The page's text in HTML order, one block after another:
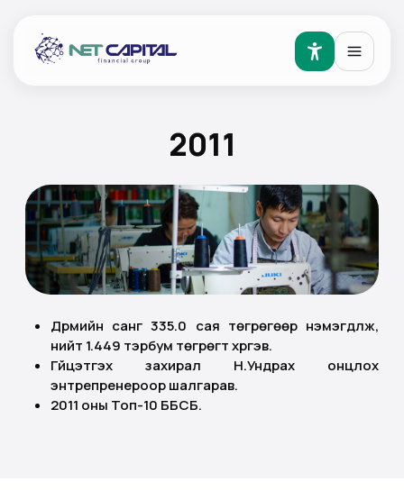
2011
Дүрмийн санг 335.0 сая төгрөгөөр нэмэгдүүлж,
нийт 1.449 тэрбум төгрөгт хүргэв.
Гүйцэтгэх захирал Н.Ундрах онцлох
энтрепренероор шалгарав.
2011 оны Топ-10 ББСБ.